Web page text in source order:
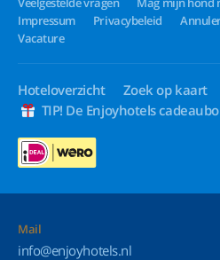
Impressum
Privacybeleid
Vacature
Hoteloverzicht Zoek op kaart
TIP! De Enjoyhotels
Mail
info@enjoyhotels.nl